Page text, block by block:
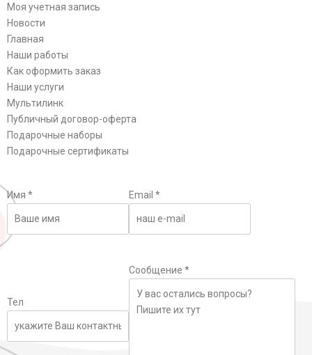
Моя учетная запись
Новости
Главная
Наши работы
Как оформить заказ
Наши услуги
Мультилинк
Публичный договор-оферта
Подарочные наборы
Подарочные сертификаты
Имя * Email *
Тел
Сообщение *